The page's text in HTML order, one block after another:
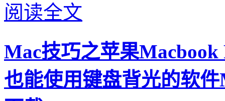
阅读全文
Mac技巧之苹果
也能使用键盘背光的软